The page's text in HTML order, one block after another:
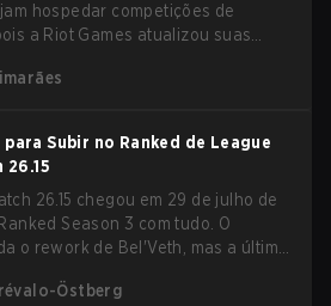
hospedar competições de
a Riot Games atualizou suas
desatualizadas.
Subir no Ranked de League
26.15
26.15 chegou em 29 de julho de
Season 3 com tudo. O
o rework de Bel'Veth, mas a última
estavam overperforming. Com
Östberg